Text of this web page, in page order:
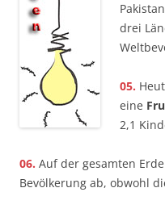
drei
05.
eine
2,1
06. Auf der gesamten
Bevölkerung ab, obwohl